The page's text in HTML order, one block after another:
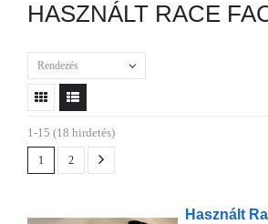
HASZNÁLT RACE
Rendezés
1-15 (18 hirdetés)
1 2
Használt